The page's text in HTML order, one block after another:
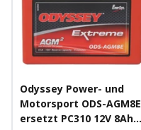
Odyssey Power- und
Motorsport ODS-AGM8E
ersetzt PC310 12V 8Ah